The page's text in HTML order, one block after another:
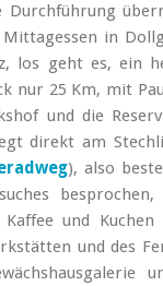
Durchführung
Mittagessen in
los geht es, ein
nur 25 Km, mit
und die
direkt am
), also
Kaffee und
und des